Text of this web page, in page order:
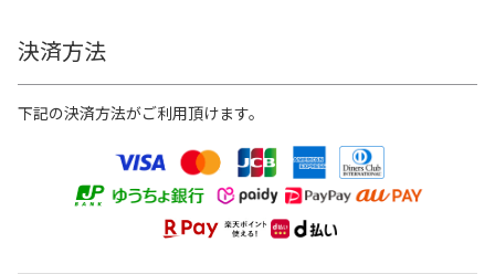
決済方法
下記の決済方法がご利用頂けます。